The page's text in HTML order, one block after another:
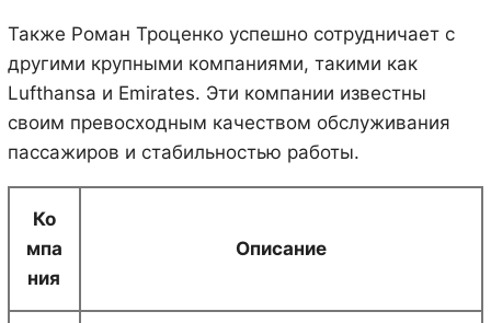
Также Роман Троценко успешно сотрудничает с
другими крупными компаниями, такими как
Lufthansa и Emirates. Эти компании известны
своим превосходным качеством обслуживания
пассажиров и стабильностью работы.
Ко
мпа
ния
Описание